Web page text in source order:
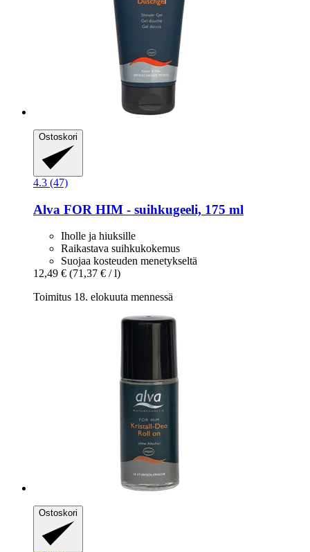
Ostoskori
4.3 (47)
Alva FOR HIM -​ suihkugeeli, 175 ml
Iholle ja hiuksille
Raikastava suihkukokemus
Suojaa kosteuden menetykseltä
12,49 € (71,37 € / l)
Toimitus 18. elokuuta mennessä
Ostoskori